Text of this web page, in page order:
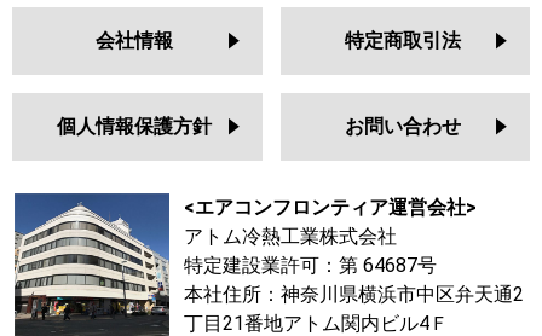
会社情報 特定商取引法
個人情報保護方針 お問い合わせ
<エアコンフロンティア運営会社>
アトム冷熱工業株式会社
特定建設業許可：第 64687号
本社住所：神奈川県横浜市中区弁天通2
丁目21番地アトム関内ビル4Ｆ